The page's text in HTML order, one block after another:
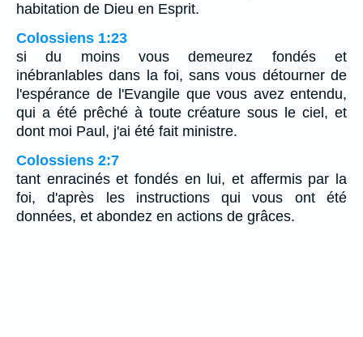
habitation de Dieu en Esprit.
Colossiens 1:23
si du moins vous demeurez fondés et
inébranlables dans la foi, sans vous détourner de
l'espérance de l'Evangile que vous avez entendu,
qui a été prêché à toute créature sous le ciel, et
dont moi Paul, j'ai été fait ministre.
Colossiens 2:7
tant enracinés et fondés en lui, et affermis par la
foi, d'après les instructions qui vous ont été
données, et abondez en actions de grâces.